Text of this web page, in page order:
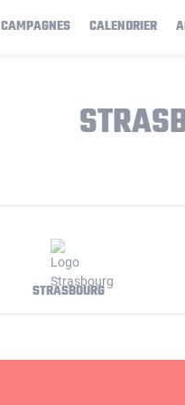
CAMPAGNES CALENDRIER
STRASBOURG